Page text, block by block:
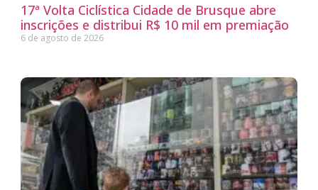
17ª Volta Ciclística Cidade de Brusque abre
inscrições e distribui R$ 10 mil em premiação
6 de agosto de 2026